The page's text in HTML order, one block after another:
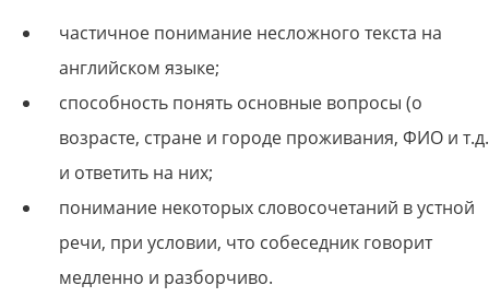
частичное понимание несложного текста на
английском языке;
способность понять основные вопросы (о
возрасте, стране и городе проживания, ФИО и
и ответить на них;
понимание некоторых словосочетаний в устной
речи, при условии, что собеседник говорит
медленно и разборчиво.